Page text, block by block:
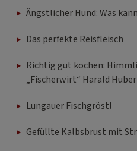
Ängstlicher Hund: Was
Das perfekte Reisfleisch
Richtig gut kochen:
„Fischerwirt“ Harald Huber
Lungauer Fischgröstl
Gefüllte Kalbsbrust mit